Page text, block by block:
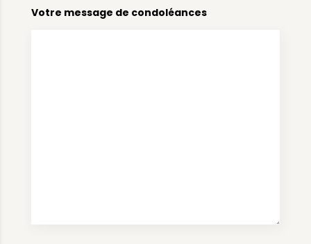
Votre message de condoléances